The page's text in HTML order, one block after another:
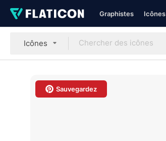
Graphistes Icônes
Icônes
Sauvegardez